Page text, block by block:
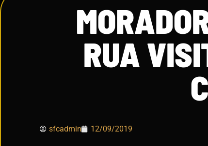
RUA
sfcadmin 12/09/2019